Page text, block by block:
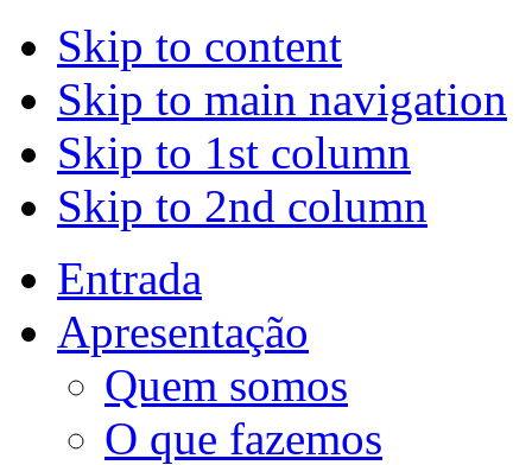
Skip to content
Skip to main navigation
Skip to 1st column
Skip to 2nd column
Entrada
Apresentação
Quem somos
O que fazemos